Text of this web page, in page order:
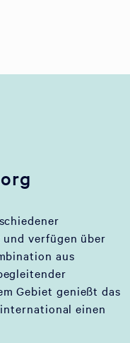
verfügen über
aus
Gebiet genießt das
einen